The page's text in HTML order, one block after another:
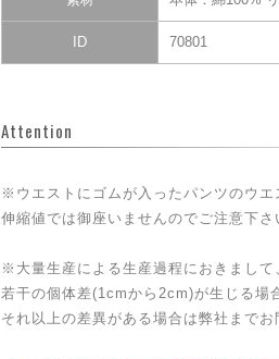
ID 70801
Attention
※ウエストにゴムが入ったパンツのウエ
伸縮値では御座いませんのでご注意下さ
※大量生産による生産過程におきまして
若干の個体差(1cmから2cm)が生じる場
それ以上の差異がある場合は弊社までお